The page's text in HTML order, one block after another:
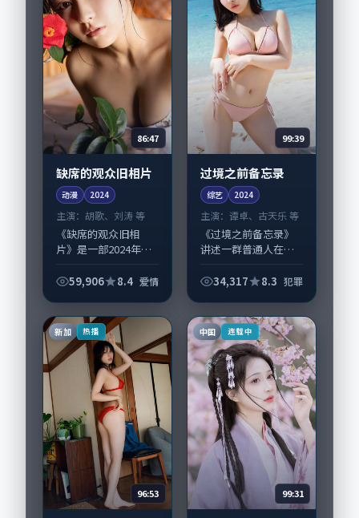
86:47
缺席的观众旧相片
动漫 2024
主演： 胡歌、刘涛 等
《缺席的观众旧相
片》是一部2024年前
漫，由林超贤执导，
与重要戏份。故事围
绕当代都市中的抉择
与...
59,906 8.4 爱情
99:39
过境之前备忘录
综艺 2024
主演：谭卓、古天乐 等
《过境之前备忘录》
讲述一群普通人在偶
生轨迹的故事，犯罪
是枝裕和擅长留白叙
事，谭卓、古天乐的...
34,317 8.3 犯罪
新加 热播
96:53
中国 连载中
99:31